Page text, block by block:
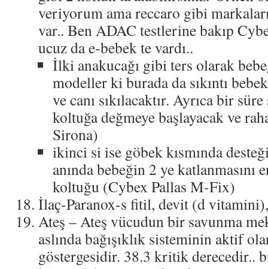
veriyorum ama reccaro gibi
var.. Ben ADAC testlerine bakıp
ucuz da e-bebek te vardı..
İlki anakucağı gibi ters olarak
modeller ki burada da sıkıntı
ve canı sıkılacaktır. Ayrıca bir
koltuğa değmeye başlayacak ve
Sirona)
ikinci si ise göbek kısmında
anında bebeğin 2 ye katlanmasını
koltuğu (Cybex Pallas M-Fix)
İlaç-Paranox-s fitil, devit (d
Ateş – Ateş vücudun bir savunma
aslında bağışıklık sisteminin aktif
göstergesidir. 38.3 kritik derecedir..